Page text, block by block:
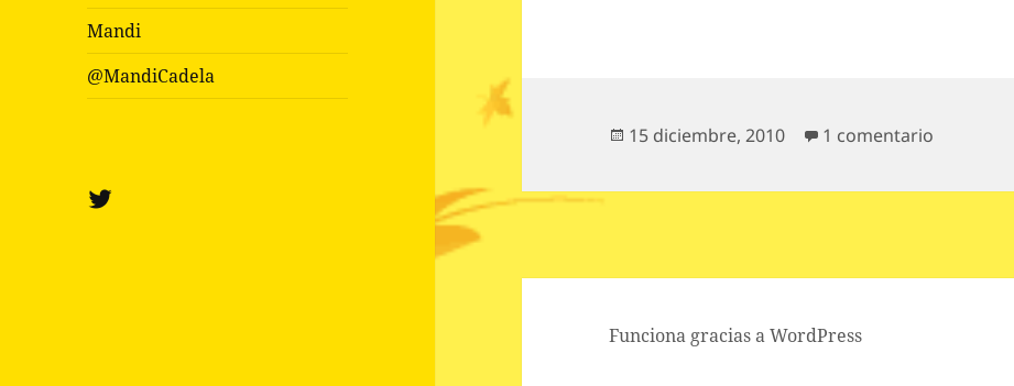
Mandi
@MandiCadela
Twitter
Publicado
15 diciembre, 2010 1 comentario
Funciona gracias a WordPress